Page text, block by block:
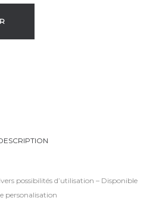
possibilités d’utilisation – Disponible
personalisation